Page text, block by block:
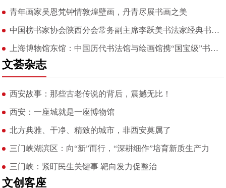
青年画家吴恩梵钟情敦煌壁画，丹青尽展书画之美
中国榜书家协会陕西分会常务副主席李跃美书法家经典书法作品欣赏
上海博物馆东馆：中国历代书法馆与绘画馆携“国宝级”书画亮相
文荟杂志
西安故事：那些古老传说的背后，震撼无比！
西安：一座城就是一座博物馆
北方典雅、干净、精致的城市，非西安莫属了
三门峡湖滨区：向“新”而行，“深耕细作”培育新质生产力
三门峡：紧盯民生关键事 靶向发力促整治
文创客座